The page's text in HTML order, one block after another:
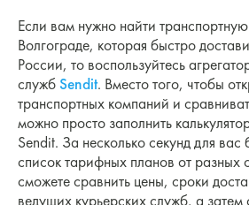
Если вам нужно найти
Волгограде, которая быстро
России, то воспользуйтесь
службSendit. Вместо того, чтобы
транспортных компаний и
можно просто заполнить
Sendit. За несколько секунд для вас
список тарифных планов от разных
сможете сравнить цены, сроки
ведущих курьерских служб, а затем